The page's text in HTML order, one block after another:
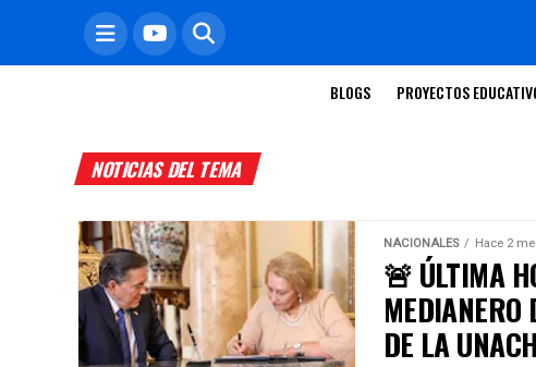
BLOGS PROYECTOS
NOTICIAS DEL TEMA
NACIONALES Hace 2
🚨 ÚLTIMA
MEDIANERO
DE LA